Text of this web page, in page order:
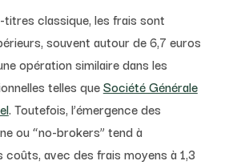
classique, les frais sont
souvent autour de 6,7 euros
opération similaire dans les
telles queSociété Générale
. Toutefois, l’émergence des
ou “no-brokers” tend à
avec des frais moyens à 1,3